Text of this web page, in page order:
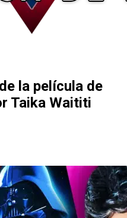
la película de
Taika Waititi